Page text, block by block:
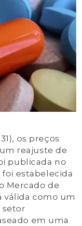
os preços
reajuste de
publicada no
foi estabelecida
Mercado de
válida como um
setor
em uma